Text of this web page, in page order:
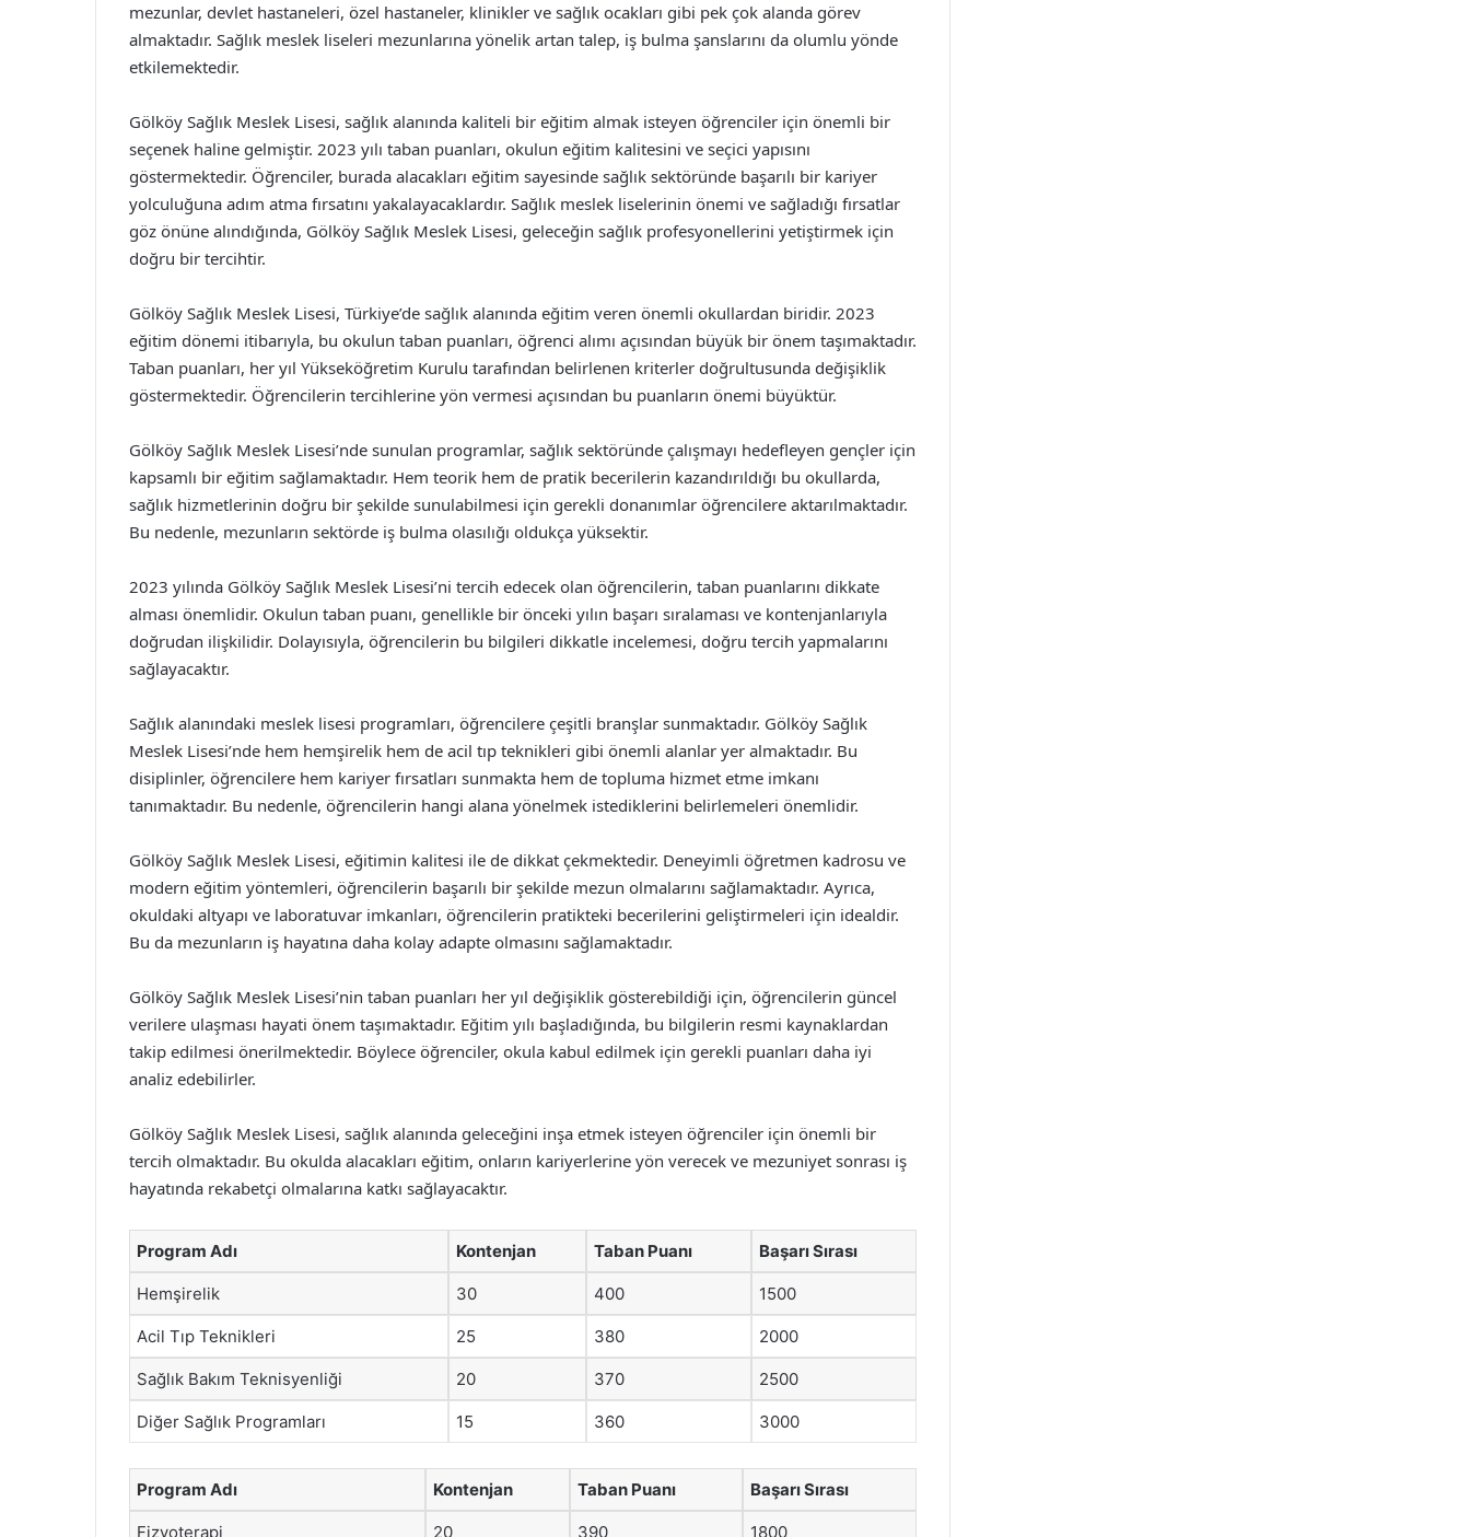
mezunlar, devlet hastaneleri, özel hastaneler, klinikler ve sağlık ocakları gibi pek çok alanda görev
almaktadır. Sağlık meslek liseleri mezunlarına yönelik artan talep, iş bulma şanslarını da olumlu yönde
etkilemektedir.
Gölköy Sağlık Meslek Lisesi, sağlık alanında kaliteli bir eğitim almak isteyen öğrenciler için önemli bir
seçenek haline gelmiştir. 2023 yılı taban puanları, okulun eğitim kalitesini ve seçici yapısını
göstermektedir. Öğrenciler, burada alacakları eğitim sayesinde sağlık sektöründe başarılı bir kariyer
yolculuğuna adım atma fırsatını yakalayacaklardır. Sağlık meslek liselerinin önemi ve sağladığı fırsatlar
göz önüne alındığında, Gölköy Sağlık Meslek Lisesi, geleceğin sağlık profesyonellerini yetiştirmek için
doğru bir tercihtir.
Gölköy Sağlık Meslek Lisesi, Türkiye’de sağlık alanında eğitim veren önemli okullardan biridir. 2023
eğitim dönemi itibarıyla, bu okulun taban puanları, öğrenci alımı açısından büyük bir önem taşımaktadır.
Taban puanları, her yıl Yükseköğretim Kurulu tarafından belirlenen kriterler doğrultusunda değişiklik
göstermektedir. Öğrencilerin tercihlerine yön vermesi açısından bu puanların önemi büyüktür.
Gölköy Sağlık Meslek Lisesi’nde sunulan programlar, sağlık sektöründe çalışmayı hedefleyen gençler için
kapsamlı bir eğitim sağlamaktadır. Hem teorik hem de pratik becerilerin kazandırıldığı bu okullarda,
sağlık hizmetlerinin doğru bir şekilde sunulabilmesi için gerekli donanımlar öğrencilere aktarılmaktadır.
Bu nedenle, mezunların sektörde iş bulma olasılığı oldukça yüksektir.
2023 yılında Gölköy Sağlık Meslek Lisesi’ni tercih edecek olan öğrencilerin, taban puanlarını dikkate
alması önemlidir. Okulun taban puanı, genellikle bir önceki yılın başarı sıralaması ve kontenjanlarıyla
doğrudan ilişkilidir. Dolayısıyla, öğrencilerin bu bilgileri dikkatle incelemesi, doğru tercih yapmalarını
sağlayacaktır.
Sağlık alanındaki meslek lisesi programları, öğrencilere çeşitli branşlar sunmaktadır. Gölköy Sağlık
Meslek Lisesi’nde hem hemşirelik hem de acil tıp teknikleri gibi önemli alanlar yer almaktadır. Bu
disiplinler, öğrencilere hem kariyer fırsatları sunmakta hem de topluma hizmet etme imkanı
tanımaktadır. Bu nedenle, öğrencilerin hangi alana yönelmek istediklerini belirlemeleri önemlidir.
Gölköy Sağlık Meslek Lisesi, eğitimin kalitesi ile de dikkat çekmektedir. Deneyimli öğretmen kadrosu ve
modern eğitim yöntemleri, öğrencilerin başarılı bir şekilde mezun olmalarını sağlamaktadır. Ayrıca,
okuldaki altyapı ve laboratuvar imkanları, öğrencilerin pratikteki becerilerini geliştirmeleri için idealdir.
Bu da mezunların iş hayatına daha kolay adapte olmasını sağlamaktadır.
Gölköy Sağlık Meslek Lisesi’nin taban puanları her yıl değişiklik gösterebildiği için, öğrencilerin güncel
verilere ulaşması hayati önem taşımaktadır. Eğitim yılı başladığında, bu bilgilerin resmi kaynaklardan
takip edilmesi önerilmektedir. Böylece öğrenciler, okula kabul edilmek için gerekli puanları daha iyi
analiz edebilirler.
Gölköy Sağlık Meslek Lisesi, sağlık alanında geleceğini inşa etmek isteyen öğrenciler için önemli bir
tercih olmaktadır. Bu okulda alacakları eğitim, onların kariyerlerine yön verecek ve mezuniyet sonrası iş
hayatında rekabetçi olmalarına katkı sağlayacaktır.
Program Adı Kontenjan Taban Puanı Başarı Sırası
Hemşirelik 30 400 1500
Acil Tıp Teknikleri 25 380 2000
Sağlık Bakım Teknisyenliği 20 370 2500
Diğer Sağlık Programları 15 360 3000
Program Adı Kontenjan Taban Puanı Başarı Sırası
Fizyoterapi 20 390 1800